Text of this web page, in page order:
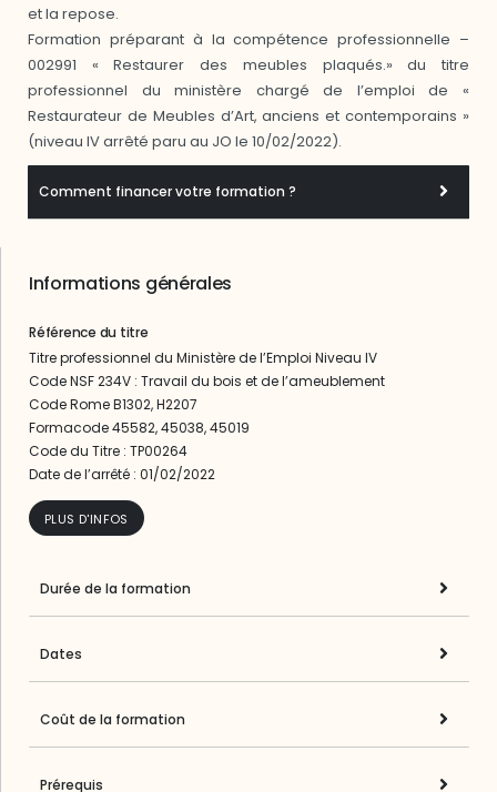
et la repose.
Formation préparant à la compétence professionnelle –
002991 « Restaurer des meubles plaqués.» du titre
professionnel du ministère chargé de l’emploi de «
Restaurateur de Meubles d’Art, anciens et contemporains »
(niveau IV arrêté paru au JO le 10/02/2022).
Comment financer votre formation ?
Informations générales
Référence du titre
Titre professionnel du Ministère de l’Emploi Niveau IV
Code NSF 234V : Travail du bois et de l’ameublement
Code Rome B1302, H2207
Formacode 45582, 45038, 45019
Code du Titre : TP00264
Date de l’arrêté : 01/02/2022
PLUS D'INFOS
Durée de la formation
Dates
Coût de la formation
Prérequis